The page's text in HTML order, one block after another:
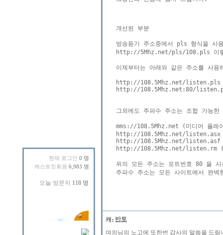
현재 로그인 0 명
캐스트킷회원 6,983 명
개선된 부분
방송듣기 주소중에서 pls 형식을 사
http://5Mhz.net/pls/108.pls 이렇
이제부터는 아래와 같은 주소를 사용
http://108.5Mhz.net/listen.pls
http://108.5Mhz.net:80/
그외에도 주파수 주소는 조합 가능
mms://108.5Mhz.net (미디어 플레
http://108.5Mhz.net/listen.asx
http://108.5Mhz.net/listen.asf
http://108.5Mhz.net/listen.rm (
위의 모든 주소는 포트번호 80 을
주파수 주소는 모든 사이트에서 완
반토
여의님의 노고에 또한번 감사의 말씀을 드림